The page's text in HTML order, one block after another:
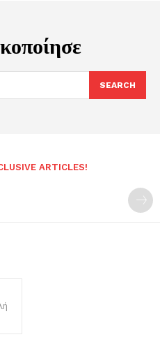
SEARCH
ARTICLES!